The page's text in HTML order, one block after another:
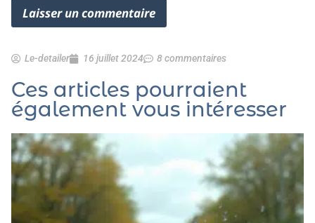
Le-detailer 16 juillet 2024 8 commentaires
Ces articles pourraient
également vous intéresser